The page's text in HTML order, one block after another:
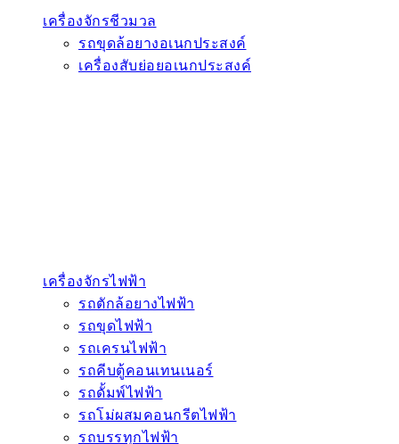
เครื่องจักรชีวมวล
รถขุดล้อยางอเนกประสงค์
เครื่องสับย่อยอเนกประสงค์
เครื่องจักรไฟฟ้า
รถตักล้อยางไฟฟ้า
รถขุดไฟฟ้า
รถเครนไฟฟ้า
รถคีบตู้คอนเทนเนอร์
รถดั้มพ์ไฟฟ้า
รถโม่ผสมคอนกรีตไฟฟ้า
รถบรรทุกไฟฟ้า